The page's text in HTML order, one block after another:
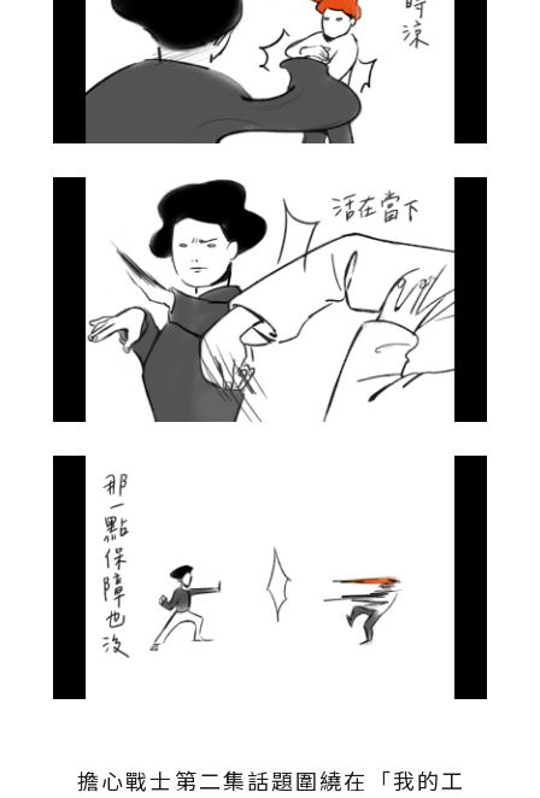
擔心戰士第二集話題圍繞在「我的工